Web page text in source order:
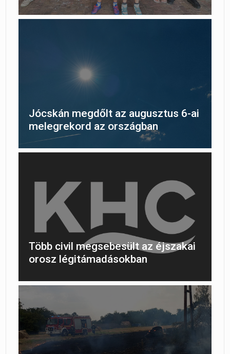
Jócskán megdőlt az augusztus 6-ai
melegrekord az országban
Több civil megsebesült az éjszakai
orosz légitámadásokban